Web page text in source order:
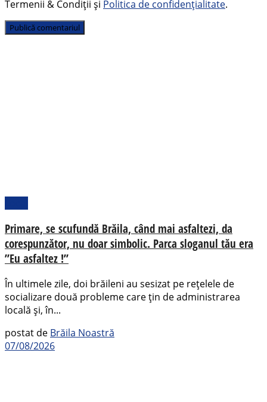
Termenii & Condiții și Politica de confidențialitate.
Primare, se scufundă Brăila, când mai asfaltezi, da
corespunzător, nu doar simbolic. Parca sloganul tău era
”Eu asfaltez !”
În ultimele zile, doi brăileni au sesizat pe rețelele de
socializare două probleme care țin de administrarea
locală și, în...
postat de Brăila Noastră
07/08/2026